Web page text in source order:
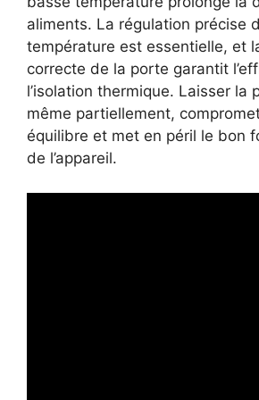
aliments. La régulation précise
température est essentielle, et
correcte de la porte garantit
l’isolation thermique. Laisser la
même partiellement,
équilibre et met en péril le bon
de l’appareil.